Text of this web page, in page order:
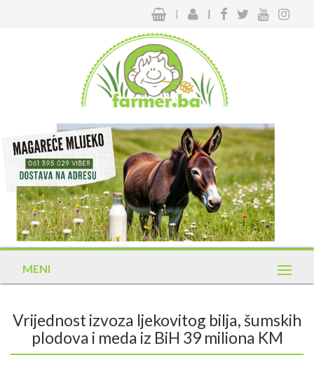
| |
MENI
Vrijednost izvoza ljekovitog bilja, šumskih
plodova i meda iz BiH 39 miliona KM